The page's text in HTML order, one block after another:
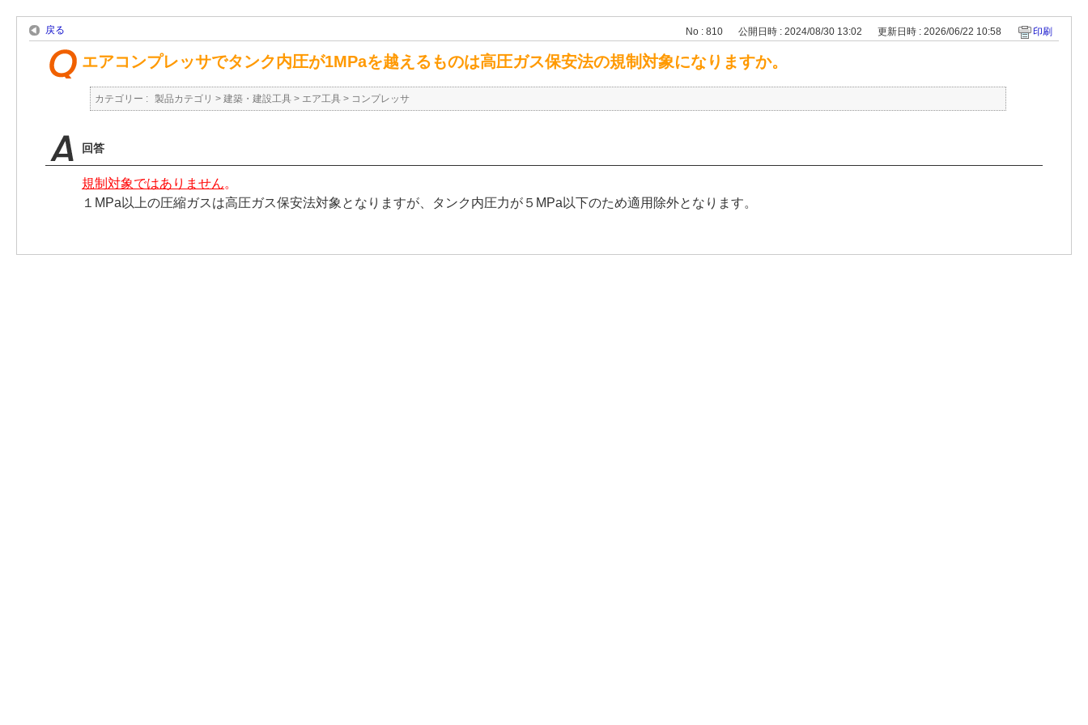
戻る No : 810 公開日時 : 2024/08/30 13:02 更新日時 : 2026/06/22 10:58 印刷
エアコンプレッサでタンク内圧が1MPaを越えるものは高圧ガス保安法の規制対象になりますか。
カテゴリー : 製品カテゴリ > 建築・建設工具 > エア工具 > コンプレッサ
回答
規制対象ではありません。
１MPa以上の圧縮ガスは高圧ガス保安法対象となりますが、タンク内圧力が５MPa以下のため適用除外となります。